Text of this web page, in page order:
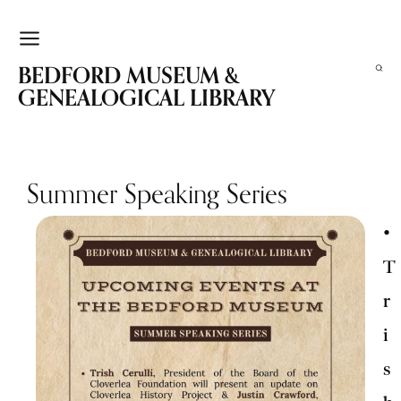
BEDFORD MUSEUM &
GENEALOGICAL LIBRARY
Summer Speaking Series
•
T
r
i
s